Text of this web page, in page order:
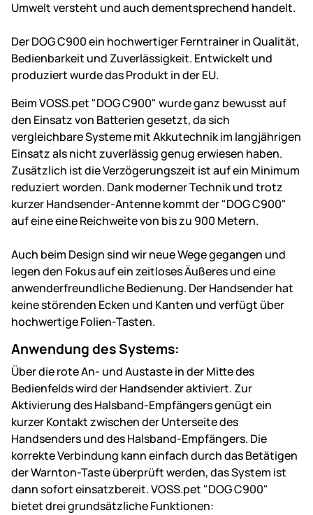
Umwelt versteht und auch dementsprechend handelt.
Der DOG C900 ein hochwertiger Ferntrainer in Qualität,
Bedienbarkeit und Zuverlässigkeit. Entwickelt und
produziert wurde das Produkt in der EU.
Beim VOSS.pet "DOG C900" wurde ganz bewusst auf
den Einsatz von Batterien gesetzt, da sich
vergleichbare Systeme mit Akkutechnik im langjährigen
Einsatz als nicht zuverlässig genug erwiesen haben.
Zusätzlich ist die Verzögerungszeit ist auf ein Minimum
reduziert worden. Dank moderner Technik und trotz
kurzer Handsender-Antenne kommt der "DOG C900"
auf eine eine Reichweite von bis zu 900 Metern.
Auch beim Design sind wir neue Wege gegangen und
legen den Fokus auf ein zeitloses Äußeres und eine
anwenderfreundliche Bedienung. Der Handsender hat
keine störenden Ecken und Kanten und verfügt über
hochwertige Folien-Tasten.
Anwendung des Systems:
Über die rote An- und Austaste in der Mitte des
Bedienfelds wird der Handsender aktiviert. Zur
Aktivierung des Halsband-Empfängers genügt ein
kurzer Kontakt zwischen der Unterseite des
Handsenders und des Halsband-Empfängers. Die
korrekte Verbindung kann einfach durch das Betätigen
der Warnton-Taste überprüft werden, das System ist
dann sofort einsatzbereit. VOSS.pet "DOG C900"
bietet drei grundsätzliche Funktionen: